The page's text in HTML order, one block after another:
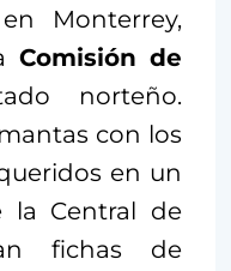
Monterrey,
Comisión de
norteño.
con los
en un
la Central de
fichas de